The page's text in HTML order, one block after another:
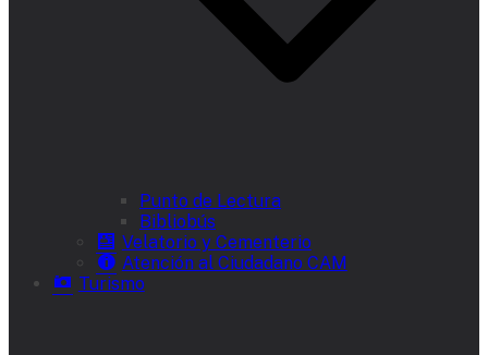
Punto de Lectura
Bibliobús
Velatorio y Cementerio
Atención al Ciudadano CAM
Turismo